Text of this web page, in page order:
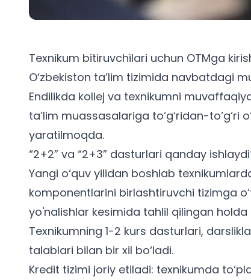
Texnikum bitiruvchilari uchun OTMga
O‘zbekiston ta’lim tizimida navbatdagi
Endilikda kollej va texnikumni
ta’lim muassasalariga to‘g‘ridan-to‘g‘ri
yaratilmoqda.
“2+2” va “2+3” dasturlari qanday
Yangi o‘quv yilidan boshlab
komponentlarini birlashtiruvchi tizimga
yo'nalishlar kesimida tahlil qilingan
Texnikumning 1-2 kurs dasturlari,
talablari bilan bir xil bo‘ladi.
Kredit tizimi joriy etiladi: texnikumda